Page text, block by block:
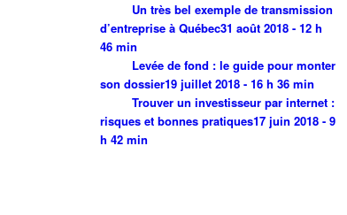
Un très bel exemple de transmission
d’entreprise à Québec31 août 2018 - 12 h
46 min
Levée de fond : le guide pour monter
son dossier19 juillet 2018 - 16 h 36 min
Trouver un investisseur par internet :
risques et bonnes pratiques17 juin 2018 - 9
h 42 min